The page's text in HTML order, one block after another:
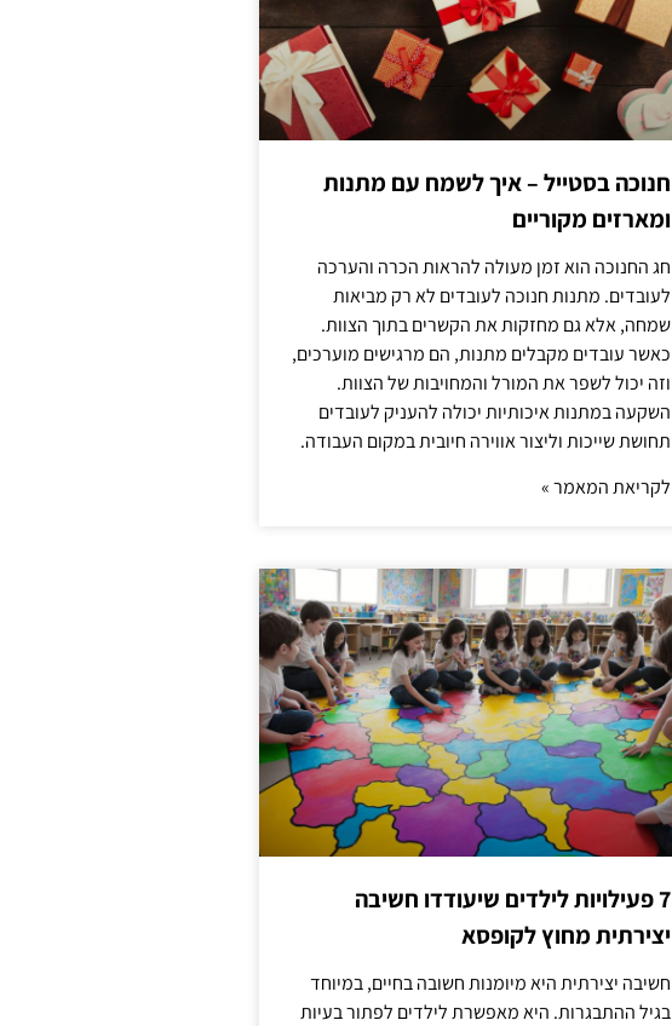
חנוכה בסטייל – איך לשמח עם מתנות
ומארזים מקוריים
חג החנוכה הוא זמן מעולה להראות הכרה והערכה
לעובדים. מתנות חנוכה לעובדים לא רק מביאות
שמחה, אלא גם מחזקות את הקשרים בתוך הצוות.
כאשר עובדים מקבלים מתנות, הם מרגישים מוערכים,
וזה יכול לשפר את המורל והמחויבות של הצוות.
השקעה במתנות איכותיות יכולה להעניק לעובדים
תחושת שייכות וליצור אווירה חיובית במקום העבודה.
לקריאת המאמר »
7 פעילויות לילדים שיעודדו חשיבה
יצירתית מחוץ לקופסא
חשיבה יצירתית היא מיומנות חשובה בחיים, במיוחד
בגיל ההתבגרות. היא מאפשרת לילדים לפתור בעיות